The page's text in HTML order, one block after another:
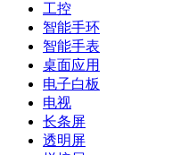
工控
智能手环
智能手表
桌面应用
电子白板
电视
长条屏
透明屏